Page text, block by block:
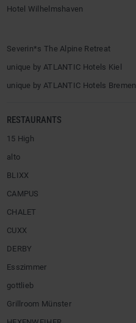
Hotel Wilhelmshaven
Severin*s The Alpine Retreat
unique by ATLANTIC Hotels Kiel
unique by ATLANTIC Hotels Bremen
RESTAURANTS
15 High
alto
BLIXX
CAMPUS
CHALET
CUXX
DERBY
Esszimmer
gottlieb
Grillroom Münster